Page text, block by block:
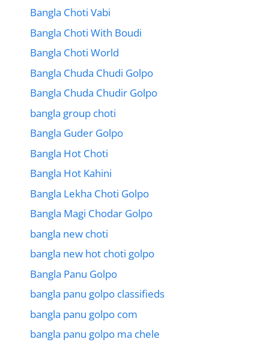
Bangla Choti Vabi
Bangla Choti With Boudi
Bangla Choti World
Bangla Chuda Chudi Golpo
Bangla Chuda Chudir Golpo
bangla group choti
Bangla Guder Golpo
Bangla Hot Choti
Bangla Hot Kahini
Bangla Lekha Choti Golpo
Bangla Magi Chodar Golpo
bangla new choti
bangla new hot choti golpo
Bangla Panu Golpo
bangla panu golpo classifieds
bangla panu golpo com
bangla panu golpo ma chele